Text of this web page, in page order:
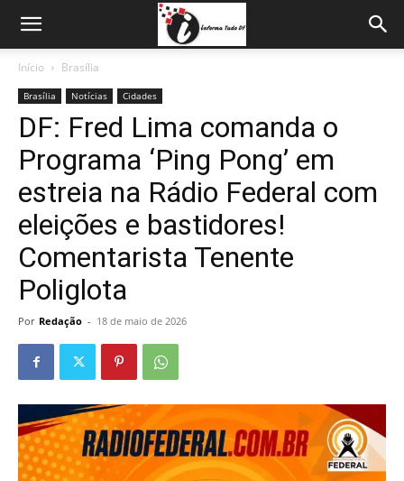
Início Brasília
Brasília Notícias Cidades
DF: Fred Lima comanda o
Programa ‘Ping Pong’ em
estreia na Rádio Federal com
eleições e bastidores!
Comentarista Tenente
Poliglota
Por Redação - 18 de maio de 2026